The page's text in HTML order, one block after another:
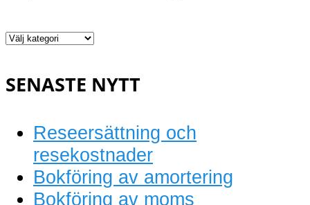
Löpande
SENASTE NYTT
Reseersättning och
resekostnader
Bokföring av amortering
Bokföring av moms